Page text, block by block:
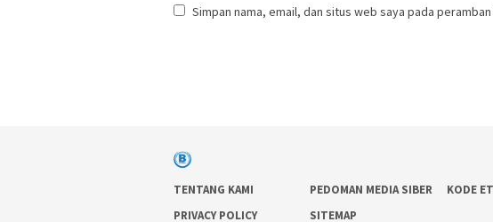
Simpan nama, email, dan situs web saya pada
TENTANG KAMI PEDOMAN MEDIA SIBER
KODE
PRIVACY POLICY
SITEMAP